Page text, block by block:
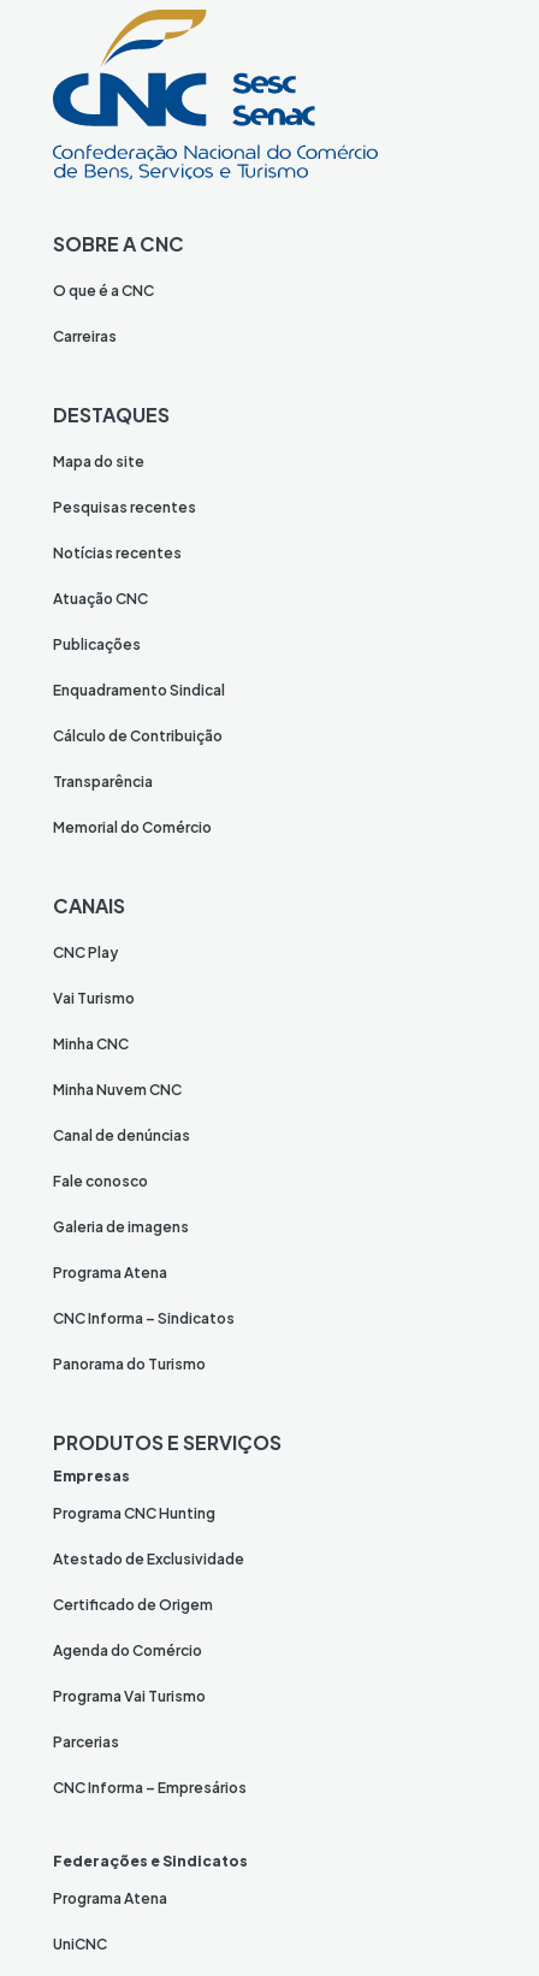
SOBRE A CNC
O que é a CNC
Carreiras
DESTAQUES
Mapa do site
Pesquisas recentes
Notícias recentes
Atuação CNC
Publicações
Enquadramento Sindical
Cálculo de Contribuição
Transparência
Memorial do Comércio
CANAIS
CNC Play
Vai Turismo
Minha CNC
Minha Nuvem CNC
Canal de denúncias
Fale conosco
Galeria de imagens
Programa Atena
CNC Informa – Sindicatos
Panorama do Turismo
PRODUTOS E SERVIÇOS
Empresas
Programa CNC Hunting
Atestado de Exclusividade
Certificado de Origem
Agenda do Comércio
Programa Vai Turismo
Parcerias
CNC Informa – Empresários
Federações e Sindicatos
Programa Atena
UniCNC